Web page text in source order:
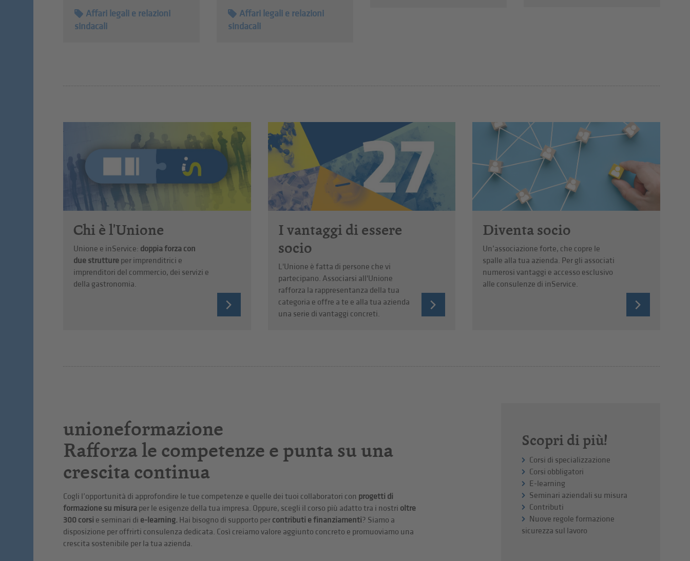
Affari legali e relazioni
sindacali
Affari legali e relazioni
sindacali
Chi è l'Unione
Unione e inService: doppia forza con
due strutture per imprenditrici e
imprenditori del commercio, dei servizi e
della gastronomia.
I vantaggi di essere
socio
L'Unione è fatta di persone che vi
partecipano. Associarsi all'Unione
rafforza la rappresentanza della tua
categoria e offre a te e alla tua azienda
una serie di vantaggi concreti.
Diventa socio
Un’associazione forte, che copre le
spalle alla tua azienda. Per gli associati
numerosi vantaggi e accesso esclusivo
alle consulenze di inService.
unioneformazione
Rafforza le competenze e punta su una
crescita continua
Cogli l’opportunità di approfondire le tue competenze e quelle dei tuoi collaboratori con progetti di
formazione su misura per le esigenze della tua impresa. Oppure, scegli il corso più adatto tra i nostri oltre
300 corsi e seminari di e-learning. Hai bisogno di supporto per contributi e finanziamenti? Siamo a
disposizione per offrirti consulenza dedicata. Così creiamo valore aggiunto concreto e promuoviamo una
crescita sostenibile per la tua azienda.
Scopri di più!
Corsi di specializzazione
Corsi obbligatori
E-learning
Seminari aziendali su misura
Contributi
Nuove regole formazione
sicurezza sul lavoro